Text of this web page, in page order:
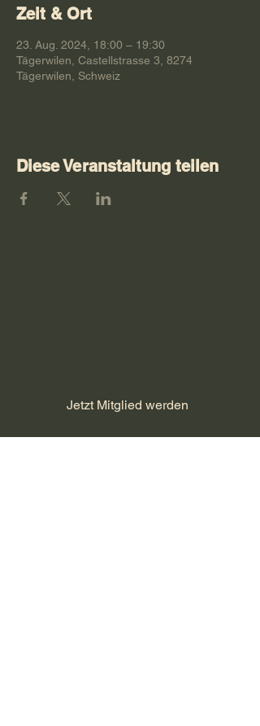
Zeit & Ort
23. Aug. 2024, 18:00 – 19:30
Tägerwilen, Castellstrasse 3, 8274
Tägerwilen, Schweiz
Diese Veranstaltung teilen
Jetzt Mitglied werden